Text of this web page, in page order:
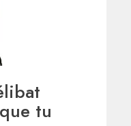
tu